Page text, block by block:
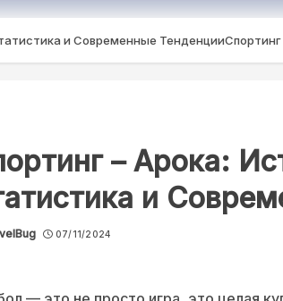
и Современные Тенденции
– Арока:
и
07/11/2024